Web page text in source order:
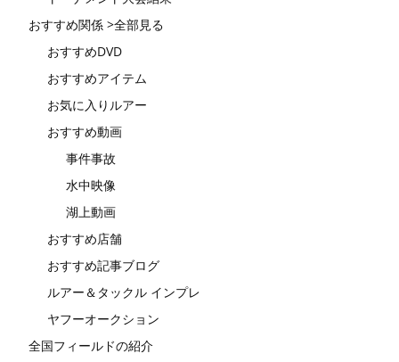
おすすめ関係 >全部見る
おすすめDVD
おすすめアイテム
お気に入りルアー
おすすめ動画
事件事故
水中映像
湖上動画
おすすめ店舗
おすすめ記事ブログ
ルアー＆タックル インプレ
ヤフーオークション
全国フィールドの紹介